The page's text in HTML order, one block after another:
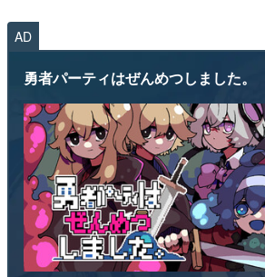
AD
勇者パーティはぜんめつしました。